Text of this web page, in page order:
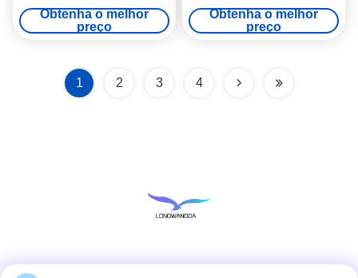
de filtro do ar do papel HME
de Hepa
Obtenha o melhor
preço
para HME médico
Obtenha o melhor
preço
1 2 3 4